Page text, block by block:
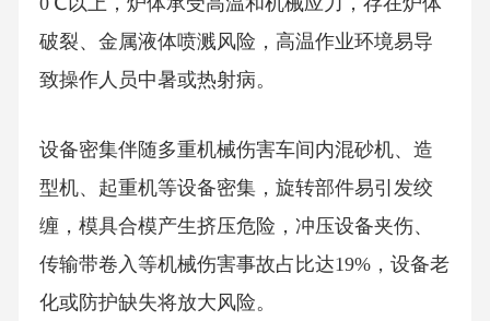
破裂、金属液体喷溅风险，高温作业环境易导
致操作人员中暑或热射病。
设备密集伴随多重机械伤害车间内混砂机、造
型机、起重机等设备密集，旋转部件易引发绞
缠，模具合模产生挤压危险，冲压设备夹伤、
传输带卷入等机械伤害事故占比达19%，设备老
化或防护缺失将放大风险。